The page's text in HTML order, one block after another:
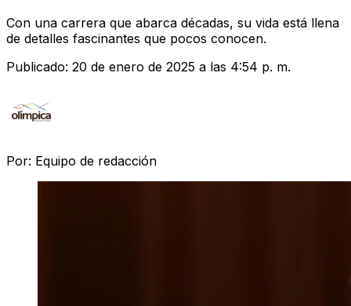
Con una carrera que abarca décadas, su vida está llena
de detalles fascinantes que pocos conocen.
Publicado: 20 de enero de 2025 a las 4:54 p. m.
Por: Equipo de redacción